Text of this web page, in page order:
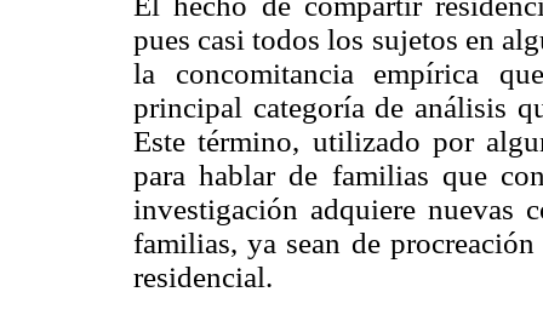
pues casi todos los sujetos en
la concomitancia empírica
principal categoría de análisis
Este término, utilizado por
para hablar de familias que
investigación adquiere nuevas
familias, ya sean de
residencial.